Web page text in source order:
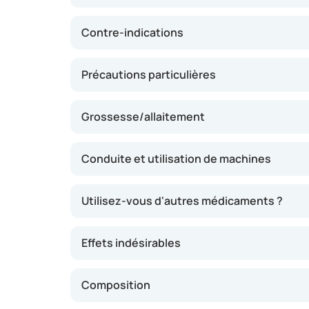
mais il peut varier d'une personne à l'autre.
Contre-indications
Précautions particulières
Grossesse/allaitement
Conduite et utilisation de machines
Utilisez-vous d'autres médicaments ?
Effets indésirables
Composition